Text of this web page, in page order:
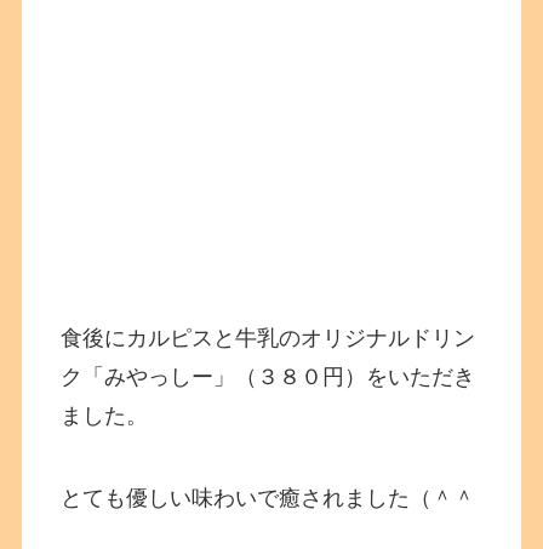
食後にカルピスと牛乳のオリジナルドリン
ク「みやっしー」（３８０円）をいただき
ました。
とても優しい味わいで癒されました（＾＾